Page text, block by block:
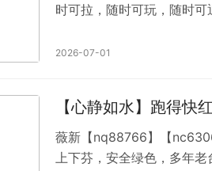
时可拉，随时可玩，随时
麻将馆，我有我的麻将群
2026-07-01
【心静如水】跑得快
薇新【nq88766】【
上下芬，安全绿色，多年